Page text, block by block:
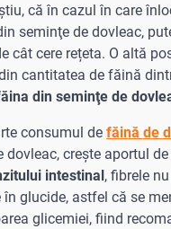
că în cazul în care
seminţe de dovleac,
cât cere rețeta. O altă
cantitatea de făină
din seminţe de
consumul de făină de
dovleac, creşte aportul de
intestinal, fibrele
glucide, astfel că se
glicemiei, fiind